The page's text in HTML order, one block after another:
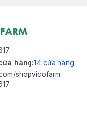
hàng:14 cửa hàng
shopvicofarm